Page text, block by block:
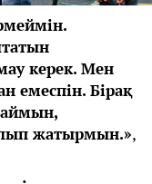
керек. Мен
емеспін. Бірақ
жатырмын.»,